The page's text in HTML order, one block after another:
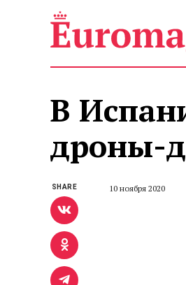
В
дроны-
10 ноября 2020
SHARE